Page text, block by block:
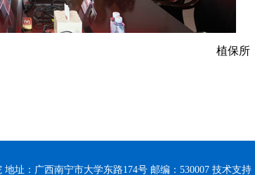
植保所
地址：广西南宁市大学东路174号 邮编：530007 技术支